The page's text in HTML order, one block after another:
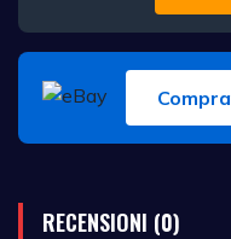
Compra
RECENSIONI (0)